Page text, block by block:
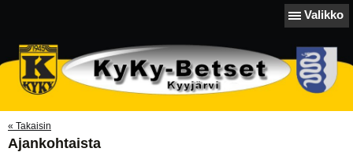
Valikko
« Takaisin
Ajankohtaista